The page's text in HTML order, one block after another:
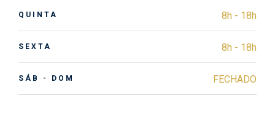
QUINTA 8h - 18h
SEXTA 8h - 18h
SÁB - DOM FECHADO